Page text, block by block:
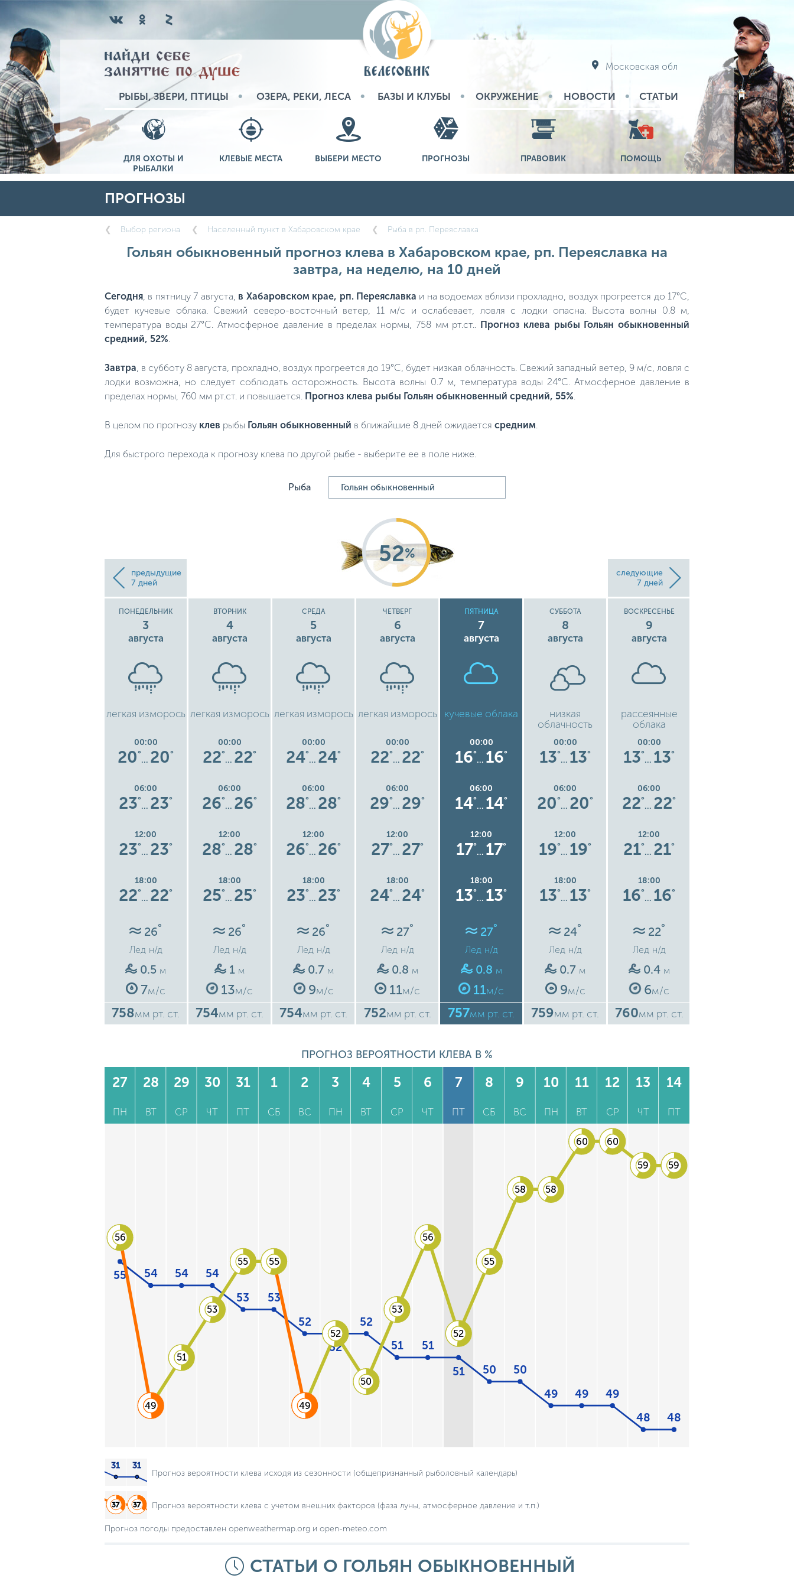
Московская обл
РЫБЫ, ЗВЕРИ, ПТИЦЫ ОЗЕРА, РЕКИ, ЛЕСА БАЗЫ И КЛУБЫ ОКРУЖЕНИЕ НОВОСТИ СТАТЬИ
ДЛЯ ОХОТЫ И
РЫБАЛКИ
КЛЕВЫЕ МЕСТА ВЫБЕРИ МЕСТО ПРОГНОЗЫ ПРАВОВИК ПОМОЩЬ
ПРОГНОЗЫ
Выбор региона Населенный пункт в Хабаровском крае Рыба в рп. Переяславка
Гольян обыкновенный прогноз клева в Хабаровском крае, рп. Переяславка на
завтра, на неделю, на 10 дней
Сегодня , в пятницу 7 августа, в Хабаровском крае, рп. Переяславка и на водоемах вблизи прохладно, воздух прогреется до 17°C,
будет кучевые облака. Свежий северо-восточный ветер, 11 м/с и ослабевает, ловля с лодки опасна. Высота волны 0.8 м,
температура воды 27°C. Атмосферное давление в пределах нормы, 758 мм рт.ст.. Прогноз клева рыбы Гольян обыкновенный
средний, 52%
Завтра , в субботу 8 августа, прохладно, воздух прогреется до 19°C, будет низкая облачность. Свежий западный ветер, 9 м/с, ловля с
лодки возможна, но следует соблюдать осторожность. Высота волны 0.7 м, температура воды 24°C. Атмосферное давление в
пределах нормы, 760 мм рт.ст. и повышается. Прогноз клева рыбы Гольян обыкновенный средний, 55%
В целом по прогнозу клев рыбы Гольян обыкновенный в ближайшие 8 дней ожидается средним
Для быстрого перехода к прогнозу клева по другой рыбе - выберите ее в поле ниже.
Рыба
предыдущие
7 дней
52%
следующие
7 дней
ПОНЕДЕЛЬНИК
3
августа
легкая изморось
00:00
20°
… 20°
06:00
23°
… 23°
12:00
23°
… 23°
18:00
22°
… 22°
26°
Лед н/д
0.5 м
7м/с
758мм рт. ст.
ВТОРНИК
4
августа
легкая изморось
00:00
22°
… 22°
06:00
26°
… 26°
12:00
28°
… 28°
18:00
25°
… 25°
26°
Лед н/д
1 м
13м/с
754мм рт. ст.
СРЕДА
5
августа
легкая изморось
00:00
24°
… 24°
06:00
28°
… 28°
12:00
26°
… 26°
18:00
23°
… 23°
26°
Лед н/д
0.7 м
9м/с
754мм рт. ст.
ЧЕТВЕРГ
6
августа
легкая изморось
00:00
22°
… 22°
06:00
29°
… 29°
12:00
27°
… 27°
18:00
24°
… 24°
27°
Лед н/д
0.8 м
11м/с
752мм рт. ст.
ПЯТНИЦА
7
августа
кучевые облака
00:00
16°
… 16°
06:00
14°
… 14°
12:00
17°
… 17°
18:00
13°
… 13°
27°
Лед н/д
0.8 м
11м/с
757мм рт. ст.
СУББОТА
8
августа
низкая
облачность
00:00
13°
… 13°
06:00
20°
… 20°
12:00
19°
… 19°
18:00
13°
… 13°
24°
Лед н/д
0.7 м
9м/с
759мм рт. ст.
ВОСКРЕСЕНЬЕ
9
августа
рассеянные
облака
00:00
13°
… 13°
06:00
22°
… 22°
12:00
21°
… 21°
18:00
16°
… 16°
22°
Лед н/д
0.4 м
6м/с
760мм рт. ст.
ПРОГНОЗ ВЕРОЯТНОСТИ КЛЕВА В %
27
ПН
28
ВТ
29
СР
30
ЧТ
31
ПТ
1
СБ
2
ВС
3
ПН
4
ВТ
5
СР
6
ЧТ
7
ПТ
8
СБ
9
ВС
10
ПН
11
ВТ
12
СР
13
ЧТ
14
ПТ
55 54 54
54
53
53
52
52
52
51 51
51 50 50
49 49 49
48 48
56
49
51
53
55 55
49
52
50
53
56
52
55
58 58
60 60
59 59
Прогноз вероятности клева исходя из сезонности (общепризнанный рыболовный календарь)
Прогноз вероятности клева с учетом внешних факторов (фаза луны, атмосферное давление и т.п.)
Прогноз погоды предоставлен openweathermap.org и open-meteo.com
СТАТЬИ О ГОЛЬЯН ОБЫКНОВЕННЫЙ